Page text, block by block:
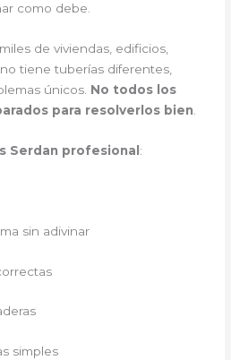
como debe.
de viviendas, edificios,
tiene tuberías diferentes,
únicos. No todos los
para resolverlos bien
Serdan profesional :
sin adivinar
simples